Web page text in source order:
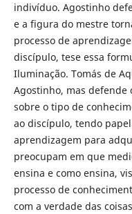
indivíduo. Agostinho
e a figura do mestre
processo de
discípulo, tese essa
Iluminação. Tomás de
Agostinho, mas
sobre o tipo de
ao discípulo, tendo
aprendizagem para
preocupam em que
ensina e como ensina,
processo de
com a verdade das